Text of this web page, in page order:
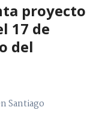
proyecto
17 de
del
Santiago